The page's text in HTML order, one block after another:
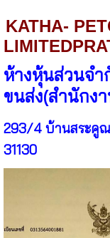
KATHA-
ห้างหุ้นส่วนจำ
ขนส่ง(สำนักง
293/4 บ้านสระคู
31130